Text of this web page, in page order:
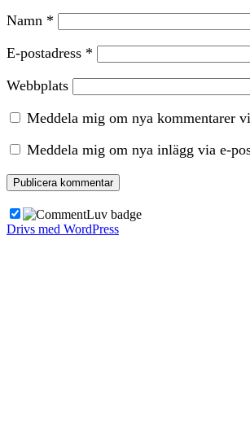
Namn *
E-postadress *
Webbplats
Meddela mig om nya kommentarer
Meddela mig om nya inlägg via e-
Drivs med WordPress